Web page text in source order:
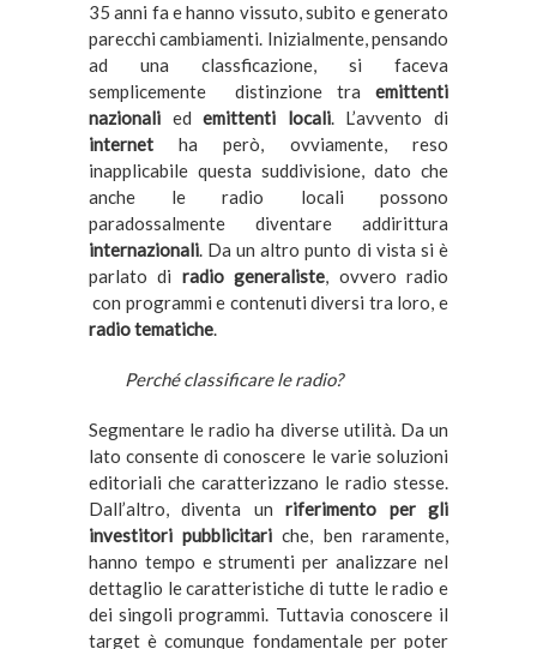
35 anni fa e hanno vissuto, subito e generato
parecchi cambiamenti. Inizialmente, pensando
ad una classficazione, si faceva
semplicemente distinzione tra emittenti
nazionaliedemittenti locali. L’avvento di
internetha però, ovviamente, reso
inapplicabile questa suddivisione, dato che
anche le radio locali possono
paradossalmente diventare
addirittura
internazionali. Da un altro punto di vista si è
parlato di radio generaliste, ovvero radio
con programmi e contenuti diversi tra loro, e
radio tematiche.
Perché classificare le radio?
Segmentare le radio ha diverse utilità. Da un
lato consente di conoscere le varie soluzioni
editoriali che caratterizzano le radio stesse.
Dall’altro, diventa unriferimento per gli
investitori pubblicitari che, ben raramente,
hanno tempo e strumenti per analizzare nel
dettaglio le caratteristiche di tutte le radio e
dei singoli programmi. Tuttavia conoscere il
target è comunque fondamentale per poter